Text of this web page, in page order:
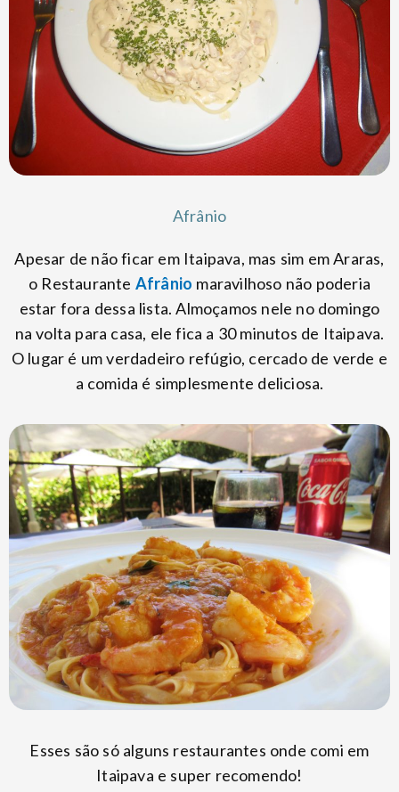
Afrânio
Apesar de não ficar em Itaipava, mas sim em Araras,
o Restaurante Afrânio maravilhoso não poderia
estar fora dessa lista. Almoçamos nele no domingo
na volta para casa, ele fica a 30 minutos de Itaipava.
O lugar é um verdadeiro refúgio, cercado de verde e
a comida é simplesmente deliciosa.
Esses são só alguns restaurantes onde comi em
Itaipava e super recomendo!